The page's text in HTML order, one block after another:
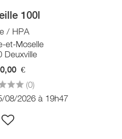
100l
/ HPA
et-Moselle
Deuxville
€
(0)
08/2026 à 19h47